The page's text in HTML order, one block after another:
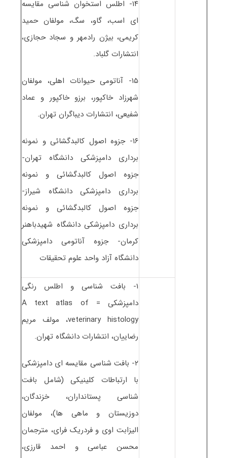
۱۴- اطلس استخوان شناسی مقایسه
ای اسب، گاو، سگ، مولفان حمید
کریمی، بیژن رادمهر و سجاد حجازی،
انتشارات گلباد.
۱۵- آناتومی حیوانات اهلی، مولفان
شهرزاد خاکپور، برزو خاکپور و عماد
شفیعی، انتشارات دیباگران تهران.
۱۶- جزوه اصول کالبدگشائی و نمونه
برداری دامپزشکی دانشگاه تهران-
جزوه اصول کالبدگشائی و نمونه
برداری دامپزشکی دانشگاه شیراز-
جزوه اصول کالبدگشائی و نمونه
برداری دامپزشکی دانشگاه شهیدباهنر
کرمان- جزوه آناتومی دامپزشکی
دانشگاه آزاد واحد علوم تحقیقات
۱- بافت شناسی و اطلس رنگی
دامپزشکی = A text atlas of
veterinary histology، مولف مریم
رضاییان، انتشارات دانشگاه تهران.
۲- بافت شناسی مقایسه ای دامپزشکی
با ارتباطات کلینیکی (شامل بافت
شناسی پستانداران، خزندگان،
دوزیستان و ماهی ها)، مولفان
الیزابت اوی و فردریک فرای، مترجمان
محسن عباسی و احمد قارزی،